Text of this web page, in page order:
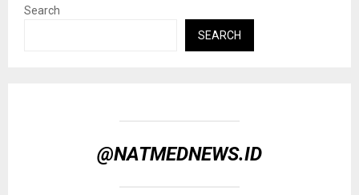
Search
SEARCH
@NATMEDNEWS.ID